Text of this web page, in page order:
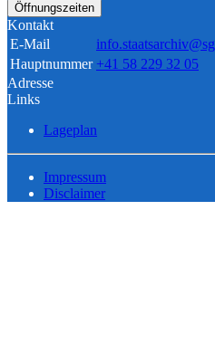
Öffnungszeiten
Kontakt
E-Mail
Hauptnummer +41 58 229 32 05
Adresse
Links
Lageplan
Impressum
Disclaimer